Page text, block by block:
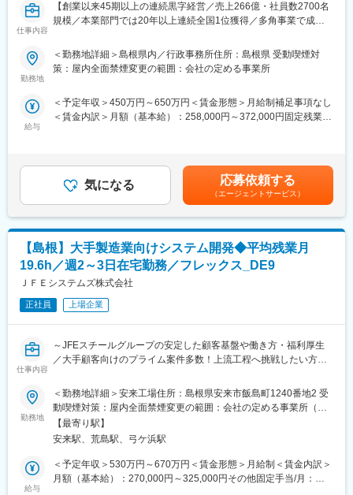
◎勤務時間や休日も公務員に準拠！基本的に土日や祝日が休みと
なり、働きやすい環境が用意されています！
ない傾向です！社内・社外業務比率もほぼ50:50と、室内での事務
業務が多いのも特徴です！
・成果品（図面・数量表・積算資料）の提出
発注者支援業務の経験がない方でも、積算経験を活かしていただ
けます。
ワークライフバランス良く働くことが可能な職場です。
※お住まいや希望を踏まえ、勤務先を決定します。U・Iターン歓
迎！
※勤務地は希望を考慮します。各支社への配属となり、各案件先が
実際に業務を行なう場所となります。
・主な取引先：国土交通省、農林水産省、地方自治体、鉄道運輸
機構、各種団体、大手ゼネコン
・実績事例：瀬戸大橋、四国 国道改築工事、南三陸町護岸工事・
東日本大震災復興、他多数
・在籍人数：全国9支社にて約1,000名以上の技術が活躍しており
働く環境、退社時間や休日も公務員に準拠！発注者支援業務は職
場が官公庁の公務員と同じです。
なり、働きやすい環境が用意されています！
◎官公庁は「働き方改革」を推進する立場にあるので、残業は少
ない傾向です！社内・社外業務比率もほぼ50:50と、室内での事務
業務が多いのも特徴です！
変更の範囲：会社の定める業務
仕事内容
【創業以来45期以上の連続黒字経営／売上266億・社員数2700名
規模／本業部門では20年以上連続全国1位獲得／多角事業で成長
【職務概要】
インフラなど大規模な案件を担当することが多く、公共工事が円
滑に進むよう積算業務を担当していただきます。
川・道路工事等）の発注者側の業務をサポートすることです。
発注者が実施する工事の積算や確認・検査などの業務を補助支援
します。
【具体的な業務】
・工事内容の確認・打合せ
・現地調査（施工条件の把握）
・施工計画の検討
・発注図面の作成
・工事数量の算出
・成果品（図面・数量表・積算資料）の提出
・想定勤務地：中国エリア
※お住まいや希望を踏まえ、勤務先を決定します。U・Iターン歓
迎！
※勤務地は希望を考慮します。各支社への配属となり、各案件先が
実際に業務を行なう場所となります。
・主な取引先：国土交通省、農林水産省、地方自治体、鉄道運輸
機構、各種団体、大手ゼネコン
勤務地
＜勤務地詳細＞島根県内／行政事務所住所：島根県 受動喫煙対
策：屋内全面禁煙変更の範囲：会社の定める事業所
給与
＜予定年収＞450万円～650万円＜賃金形態＞月給制補足事項なし
＜賃金内訳＞月額（基本給）：258,000円～372,000円固定残業手
＞上記予定年収はこれまでのご経験・年齢・スキルなどを考慮の
上で最終決定いたします。■昇給：年1回（7月）■賞与：年2回（6
月、12月 ）■モデル年収：540万円／35歳・経験10年…月額35万
円＋残業手当・一律手当600万円／40歳・経験15年…月額37万円
＋残業手当・一律手当賃金はあくまでも目安の金額であり、選考
を通じて上下する可能性があります。月給(月額)は固定手当を含め
た表記です。
気になる 応募依頼する
（エージェントサービス）
【島根】大手製造業向けシステム開発◆平均残業月
19.6h／週2～3日在宅勤務／フレックス_DE9
ＪＦＥシステムズ株式会社
正社員 上場企業
仕事内容
～JFEスチールグループの安定した顧客基盤や働き方・福利厚生
／大手顧客向けのプライム案件多数！上流工程へ挑戦したい方へ
■業務内容：
主に大手製造業向け基幹システムの設計、開発業務を担当してい
ただきます。
上記の他に、自社開発による生産管理ソリューションの開発業務
や、導入ＳＥ業務もあります。100%プライム案件で、関西圏の製
勤務地
＜勤務地詳細＞安来工場住所：島根県安来市飯島町1240番地2 受
動喫煙対策：屋内全面禁煙変更の範囲：会社の定める事業所（リ
モートワーク含む）
【最寄り駅】
安来駅、荒島駅、弓ケ浜駅
給与
＜予定年収＞530万円～670万円＜賃金形態＞月給制＜賃金内訳＞
月額（基本給）：270,000円～325,000円その他固定手当/月：